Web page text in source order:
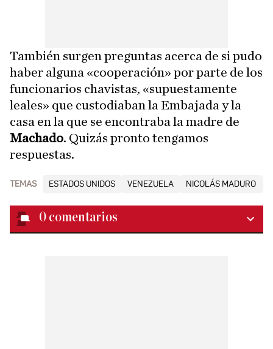
También surgen preguntas acerca de si pudo
haber alguna «cooperación» por parte de los
funcionarios chavistas, «supuestamente
leales» que custodiaban la Embajada y la
casa en la que se encontraba la madre de
Machado. Quizás pronto tengamos
respuestas.
TEMAS ESTADOS UNIDOS VENEZUELA NICOLÁS MADURO
0 comentarios